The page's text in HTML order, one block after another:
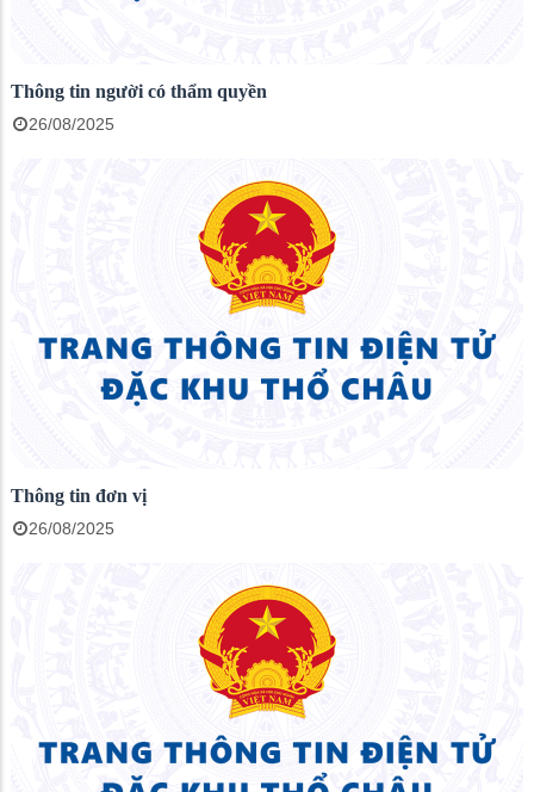
Thông tin người có thẩm quyền
26/08/2025
Thông tin đơn vị
26/08/2025